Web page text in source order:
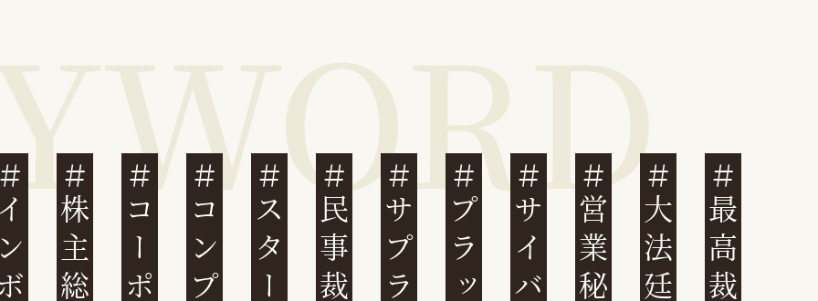
大法廷